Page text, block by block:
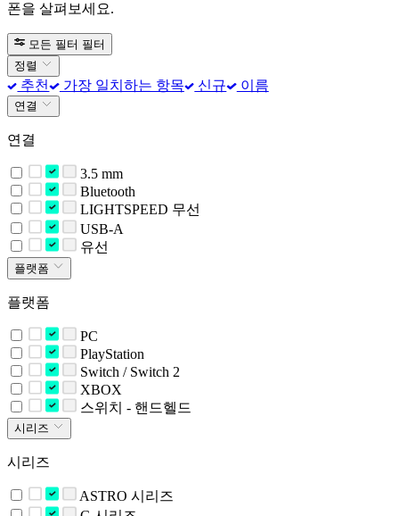
폰을 살펴보세요.
모든 필터 필터
정렬
추천 가장 일치하는 항목 신규 이름
연결
연결
3.5 mm
Bluetooth
LIGHTSPEED 무선
USB-A
유선
플랫폼
플랫폼
PC
PlayStation
Switch / Switch 2
XBOX
스위치 - 핸드헬드
시리즈
시리즈
ASTRO 시리즈